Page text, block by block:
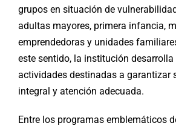
grupos en situación de
adultas mayores, primera infancia,
emprendedoras y unidades
este sentido, la institución
actividades destinadas a garantizar
integral y atención adecuada.
Entre los programas emblemáticos